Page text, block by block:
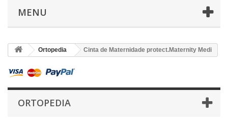
MENU
Ortopedia Cinta de Maternidade protect.Maternity Medi
ORTOPEDIA